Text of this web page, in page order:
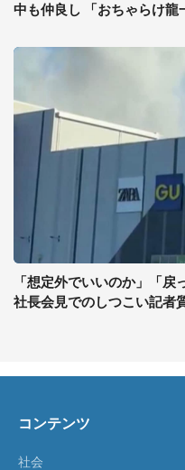
中も仲良し 「おちゃらけ龍
「想定外でいいのか」「
社長会見でのしつこい記者
コンテンツ
社会